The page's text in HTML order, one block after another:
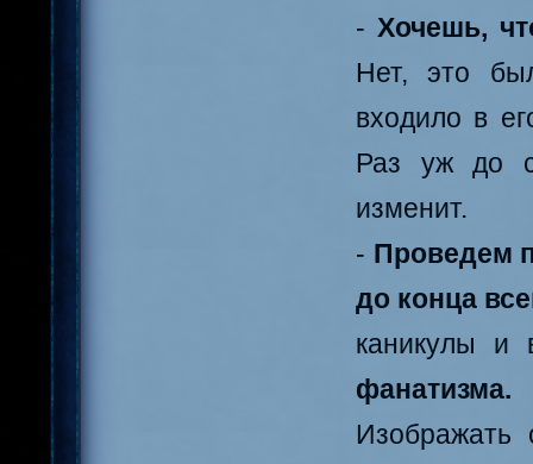
-Хочешь,
Нет, это
входило в
Раз уж до
изменит.
- Проведем
до конца
каникулы и
фанатизма.
Изображать